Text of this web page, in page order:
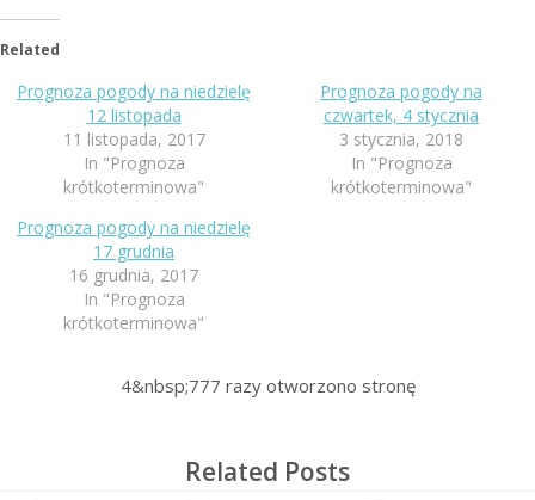
Related
Prognoza pogody na niedzielę
12 listopada
11 listopada, 2017
In "Prognoza
krótkoterminowa"
Prognoza pogody na
czwartek, 4 stycznia
3 stycznia, 2018
In "Prognoza
krótkoterminowa"
Prognoza pogody na niedzielę
17 grudnia
16 grudnia, 2017
In "Prognoza
krótkoterminowa"
4&nbsp;777 razy otworzono stronę
Related Posts